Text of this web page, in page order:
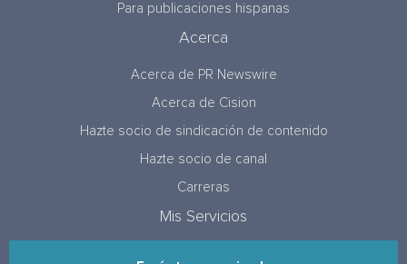
Para publicaciones hispanas
Acerca
Acerca de PR Newswire
Acerca de Cision
Hazte socio de sindicación de contenido
Hazte socio de canal
Carreras
Mis Servicios